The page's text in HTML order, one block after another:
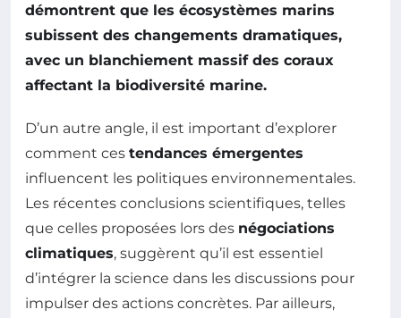
démontrent que les écosystèmes marins
subissent des changements dramatiques,
avec un blanchiement massif des coraux
affectant la biodiversité marine.
D’un autre angle, il est important d’explorer
comment ces tendances émergentes
influencent les politiques environnementales.
Les récentes conclusions scientifiques, telles
que celles proposées lors des négociations
climatiques, suggèrent qu’il est essentiel
d’intégrer la science dans les discussions pour
impulser des actions concrètes. Par ailleurs,